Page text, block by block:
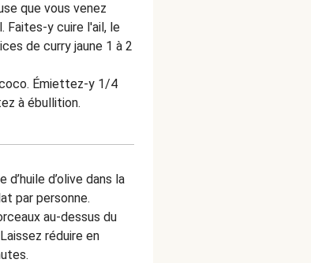
que vous venez
Faites-y cuire l'ail, le
de curry jaune 1 à 2
Émiettez-y 1/4
à ébullition.
d’olive dans la
par personne.
au-dessus du
Laissez réduire en